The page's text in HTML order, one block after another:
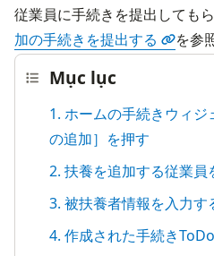
従業員に手続きを提出してもら
加の手続きを提出する
を参
Mục lục
1. ホームの手続きウィ
の追加］を押す
2. 扶養を追加する従業員
3. 被扶養者情報を入力す
4. 作成された手続き